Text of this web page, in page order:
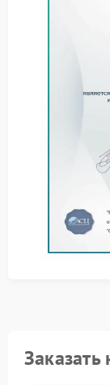
позволяет
избежать
Что
До визита
очистить
выполнить
убедиться,
Если после
не
FIX-DELTA
износ
штатному
посторонние
ситуации
Заказать